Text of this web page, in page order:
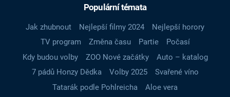
Populární témata
Jak zhubnout Nejlepší filmy 2024
Nejlepší horory
TV program
Změna času Partie
Počasí
Kdy budou volby
ZOO Nové začátky
Auto – katalog
7 pádů Honzy Dědka
Volby 2025
Svařené víno
Tatarák podle Pohlreicha
Aloe vera